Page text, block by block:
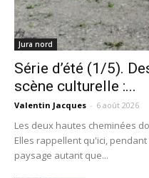
Jura nord
Série d’été (1/5).
scène culturelle :...
Valentin Jacques - 6 août 2026
Les deux hautes cheminées
Elles rappellent qu'ici,
paysage autant que...